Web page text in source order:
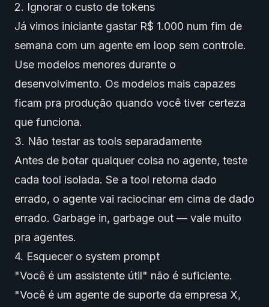
2. Ignorar o custo de tokens
Já vimos iniciante gastar R$ 1.000 num fim de
semana com um agente em loop sem controle.
Use modelos menores durante o
desenvolvimento. Os modelos mais capazes
ficam pra produção quando você tiver certeza
que funciona.
3. Não testar as tools separadamente
Antes de botar qualquer coisa no agente, teste
cada tool isolada. Se a tool retorna dado
errado, o agente vai raciocinar em cima de dado
errado. Garbage in, garbage out — vale muito
pra agentes.
4. Esquecer o system prompt
"Você é um assistente útil" não é suficiente.
"Você é um agente de suporte da empresa X,